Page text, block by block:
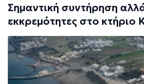
Σημαντική συντήρηση
εκκρεμότητες στο κτήριο